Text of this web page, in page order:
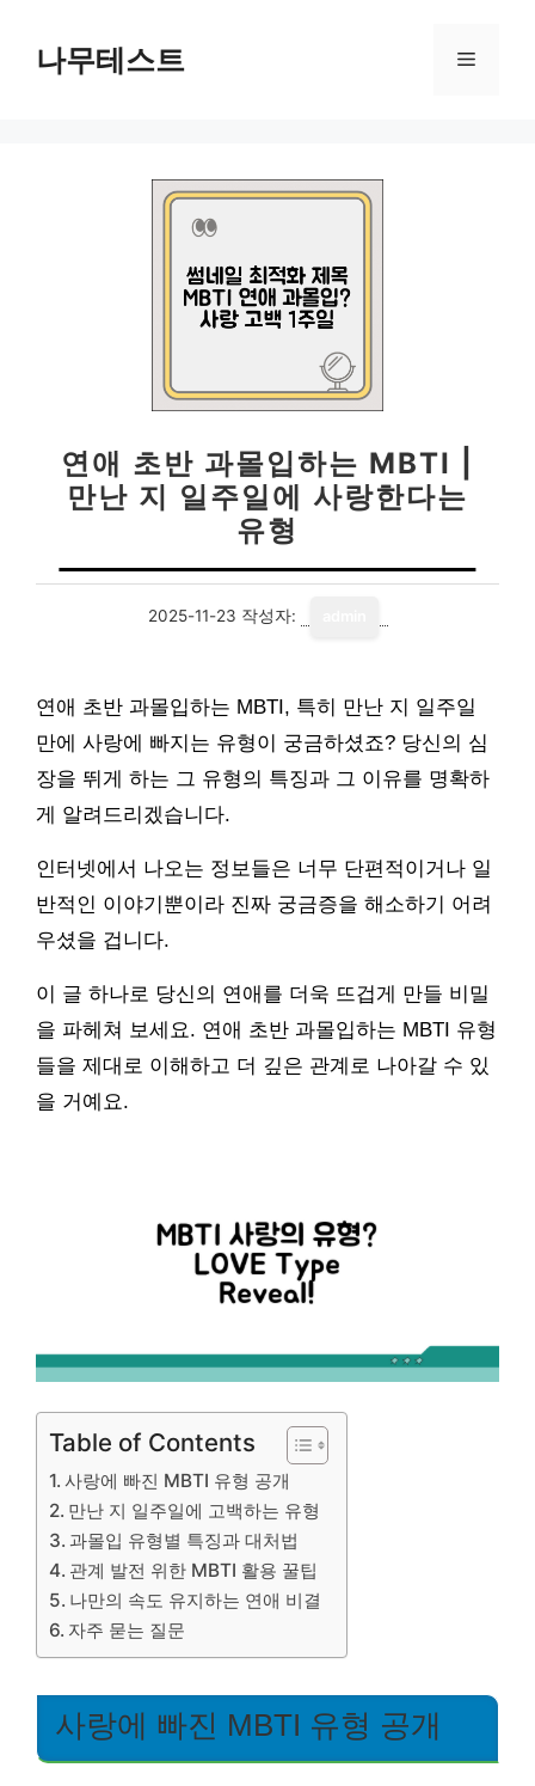
나무테스트 메
연애 초반 과몰입하는 MBTI |
만난 지 일주일에 사랑한다는
유형
2025-11-23 작성자:
연애 초반 과몰입하는 MBTI, 특히 만난 지 일주일
만에 사랑에 빠지는 유형이 궁금하셨죠? 당신의 심
장을 뛰게 하는 그 유형의 특징과 그 이유를 명확하
게 알려드리겠습니다.
인터넷에서 나오는 정보들은 너무 단편적이거나 일
반적인 이야기뿐이라 진짜 궁금증을 해소하기 어려
우셨을 겁니다.
이 글 하나로 당신의 연애를 더욱 뜨겁게 만들 비밀
을 파헤쳐 보세요. 연애 초반 과몰입하는 MBTI 유형
들을 제대로 이해하고 더 깊은 관계로 나아갈 수 있
을 거예요.
Table of Contents
사랑에 빠진 MBTI 유형 공개
만난 지 일주일에 고백하는 유형
과몰입 유형별 특징과 대처법
관계 발전 위한 MBTI 활용 꿀팁
나만의 속도 유지하는 연애 비결
자주 묻는 질문
사랑에 빠진 MBTI 유형 공개